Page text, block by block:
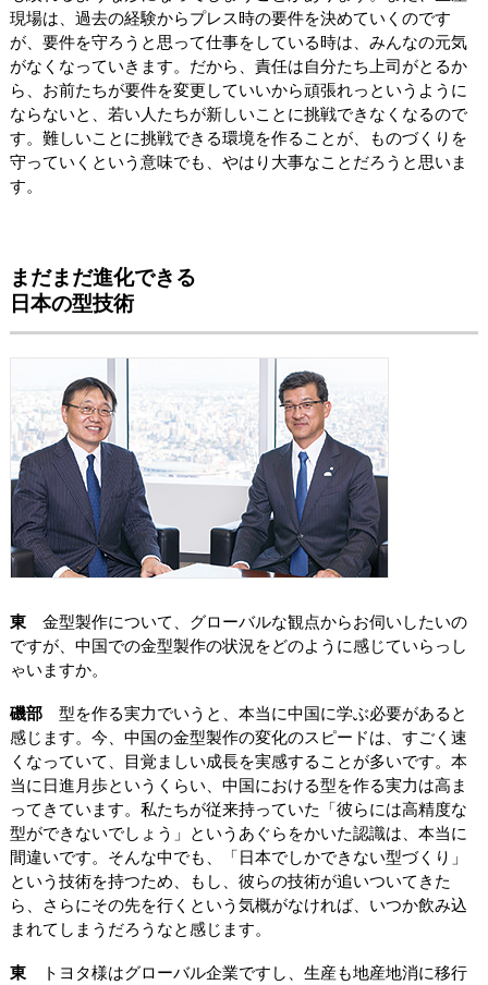
現場は、過去の経験からプレス時の要件を決めていくのです
が、要件を守ろうと思って仕事をしている時は、みんなの元気
がなくなっていきます。だから、責任は自分たち上司がとるか
ら、お前たちが要件を変更していいから頑張れっというように
ならないと、若い人たちが新しいことに挑戦できなくなるので
す。難しいことに挑戦できる環境を作ることが、ものづくりを
守っていくという意味でも、やはり大事なことだろうと思いま
す。
まだまだ進化できる
日本の型技術
東金型製作について、グローバルな観点からお伺いしたいの
ですが、中国での金型製作の状況をどのように感じていらっし
ゃいますか。
磯部型を作る実力でいうと、本当に中国に学ぶ必要があると
感じます。今、中国の金型製作の変化のスピードは、すごく速
くなっていて、目覚ましい成長を実感することが多いです。本
当に日進月歩というくらい、中国における型を作る実力は高ま
ってきています。私たちが従来持っていた「彼らには高精度な
型ができないでしょう」というあぐらをかいた認識は、本当に
間違いです。そんな中でも、「日本でしかできない型づくり」
という技術を持つため、もし、彼らの技術が追いついてきた
ら、さらにその先を行くという気概がなければ、いつか飲み込
まれてしまうだろうなと感じます。
東トヨタ様はグローバル企業ですし、生産も地産地消に移行